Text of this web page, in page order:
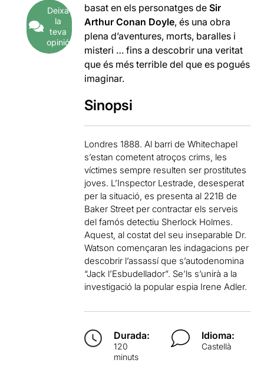
Deixa
la
teva
opinió
basat en els personatges de Sir
Arthur Conan Doyle, és una obra
plena d’aventures, morts, baralles i
misteri … fins a descobrir una veritat
que és més terrible del que es pogués
imaginar.
Sinopsi
Londres 1888. Al barri de Whitechapel
s’estan cometent atroços crims, les
víctimes sempre resulten ser prostitutes
joves. L’Inspector Lestrade, desesperat
per la situació, es presenta al 221B de
Baker Street per contractar els serveis
del famós detectiu Sherlock Holmes.
Aquest, al costat del seu inseparable Dr.
Watson començaran les indagacions per
descobrir l’assassí que s’autodenomina
“Jack l’Esbudellador”. Se’ls s’unirà a la
investigació la popular espia Irene Adler.
Durada:
120
minuts
Idioma:
Castellà